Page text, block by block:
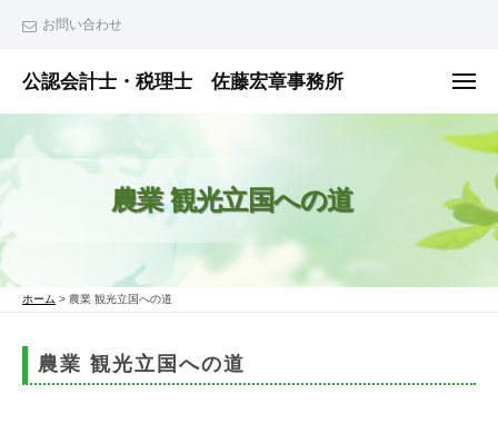
へ
ス
ッ
プ
お問い合わせ
公認会計士・税理士 佐藤宏章事務所
公
認
理
佐
メ
ュ
ー
農業 観光立国への道
ホーム > 農業 観光立国への道
農業 観光立国への道